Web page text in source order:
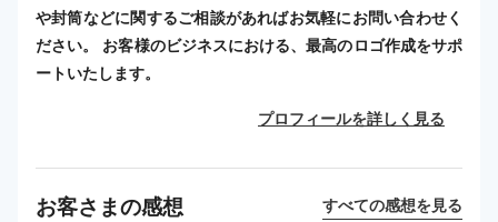
や封筒などに関するご相談があればお気軽にお問い合わせく
ださい。 お客様のビジネスにおける、最高のロゴ作成をサポ
ートいたします。
プロフィールを詳しく見る
お客さまの感想 すべての感想を見る